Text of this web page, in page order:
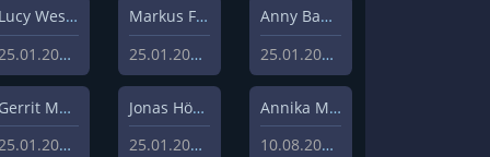
Lucy Westphal
25.01.2024
Markus Fiedler
25.01.2024
Anny Bader
25.01.2024
Gerrit Menk
25.01.2024
Jonas Höger
25.01.2024
Annika Menzel
10.08.2023